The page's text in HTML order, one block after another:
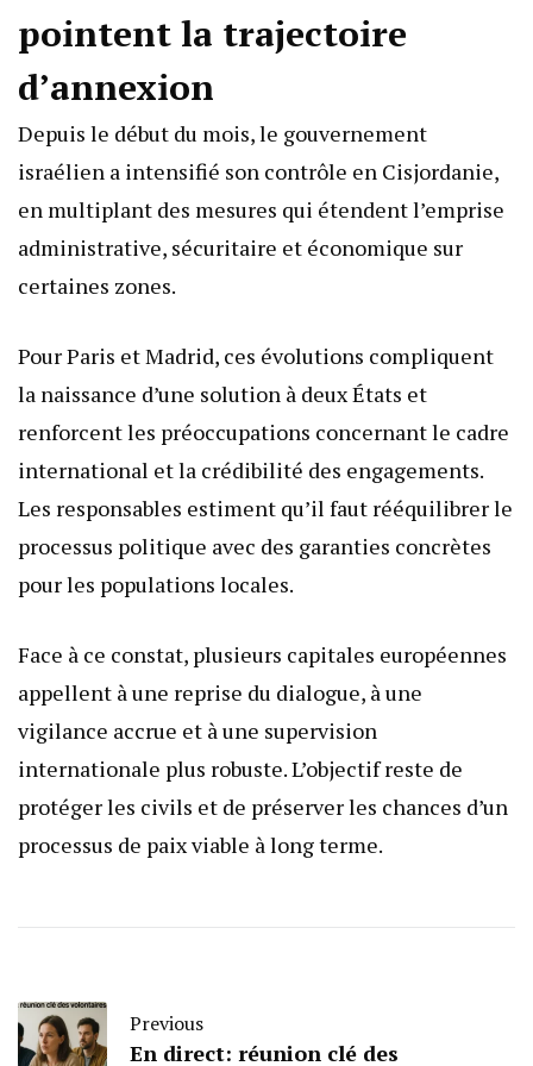
pointent la trajectoire
d’annexion
Depuis le début du mois, le gouvernement
israélien a intensifié son contrôle en Cisjordanie,
en multiplant des mesures qui étendent l’emprise
administrative, sécuritaire et économique sur
certaines zones.
Pour Paris et Madrid, ces évolutions compliquent
la naissance d’une solution à deux États et
renforcent les préoccupations concernant le cadre
international et la crédibilité des engagements.
Les responsables estiment qu’il faut rééquilibrer le
processus politique avec des garanties concrètes
pour les populations locales.
Face à ce constat, plusieurs capitales européennes
appellent à une reprise du dialogue, à une
vigilance accrue et à une supervision
internationale plus robuste. L’objectif reste de
protéger les civils et de préserver les chances d’un
processus de paix viable à long terme.
Previous
En direct: réunion clé des